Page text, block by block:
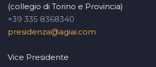
(collegio di Torino e Provincia)
+39 335 8368340
presidenza@agiai.com
Vice Presidente